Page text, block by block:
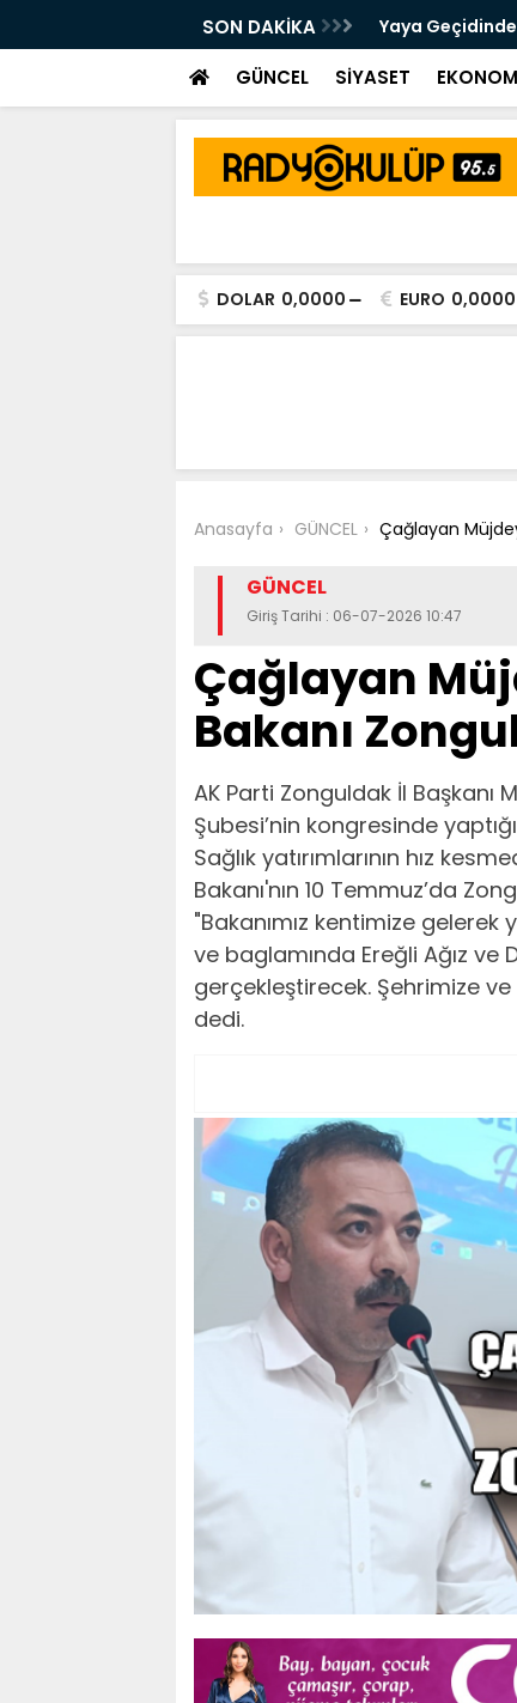
SON DAKİKA
Da CHP'nin Bayrağını
Yaya Geçidinde
GÜNCEL SİYASET
DOLAR 0,0000 EURO 0,0000
Anasayfa GÜNCEL Çağlayan
GÜNCEL
Giriş Tarihi : 06-07-2026 10:47
Çağlayan
Bakanı
​AK Parti Zonguldak İl
Şubesi’nin kongresinde
Sağlık yatırımlarının hız
Bakanı'nın 10 Temmuz’da
"Bakanımız kentimize
ve baglamında Ereğli Ağız ve
gerçekleştirecek. Şehrimize ve
dedi.